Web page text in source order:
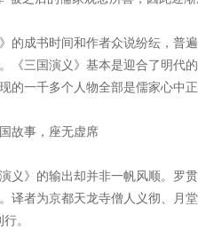
》的成书时间和作者众说纷纭，普
《三国演义》基本是迎合了明代
的一千多个人物全部是儒家心中正
故事，座无虚席
义》的输出却并非一帆风顺。罗
译者为京都天龙寺僧人义彻、月
。